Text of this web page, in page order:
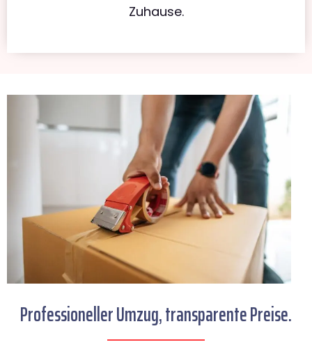
Zuhause.
Professioneller Umzug, transparente Preise.